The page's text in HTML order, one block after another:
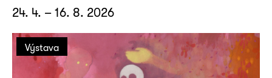
24. 4. – 16. 8. 2026
Výstava